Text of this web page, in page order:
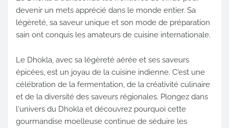
devenir un mets apprécié dans le monde entier. Sa
légèreté, sa saveur unique et son mode de préparation
sain ont conquis les amateurs de cuisine internationale.
Le Dhokla, avec sa légèreté aérée et ses saveurs
épicées, est un joyau de la cuisine indienne. C'est une
célébration de la fermentation, de la créativité culinaire
et de la diversité des saveurs régionales. Plongez dans
l'univers du Dhokla et découvrez pourquoi cette
gourmandise moelleuse continue de séduire les